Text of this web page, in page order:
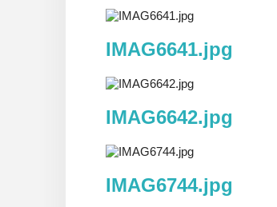
IMAG6641.jpg
IMAG6642.jpg
IMAG6744.jpg